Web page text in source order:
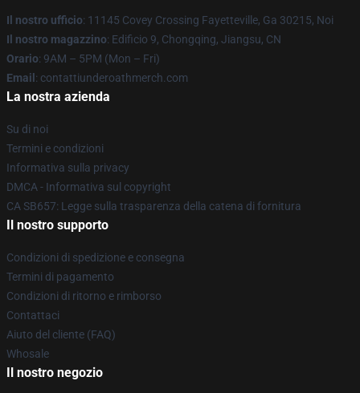
Il nostro ufficio: 11145 Covey Crossing Fayetteville, Ga 30215, Noi
Il nostro magazzino: Edificio 9, Chongqing, Jiangsu, CN
Orario: 9AM – 5PM (Mon – Fri)
Email : contattiunderoathmerch.com
La nostra azienda
Su di noi
Termini e condizioni
Informativa sulla privacy
DMCA - Informativa sul copyright
CA SB657: Legge sulla trasparenza della catena di fornitura
Il nostro supporto
Condizioni di spedizione e consegna
Termini di pagamento
Condizioni di ritorno e rimborso
Contattaci
Aiuto del cliente (FAQ)
Whosale
Il nostro negozio